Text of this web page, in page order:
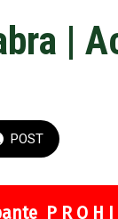
|
POST
P R O H